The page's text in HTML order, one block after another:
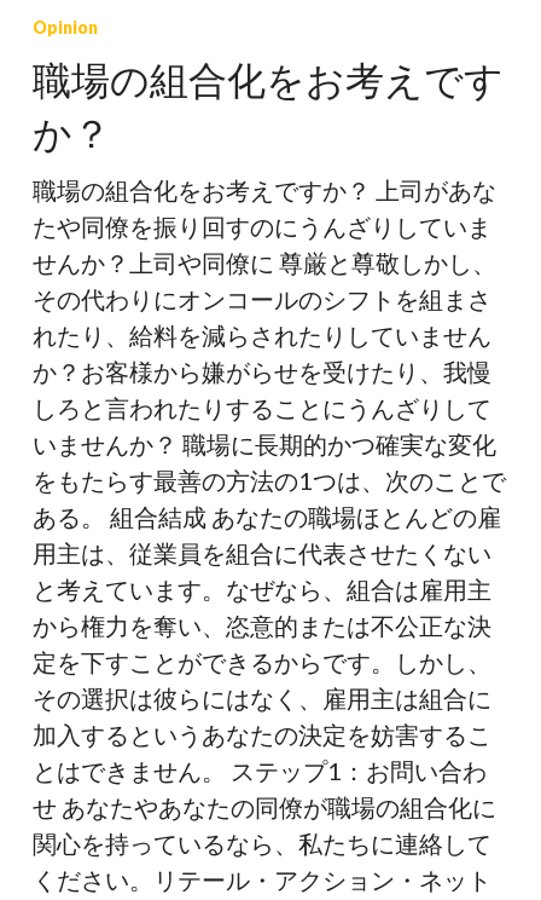
과
요
구
場
組
合
化
を
お
考
え
で
す
か？
Opinion
職場の組合化をお考えです
か？
職場の組合化をお考えですか？ 上司があな
たや同僚を振り回すのにうんざりしていま
せんか？上司や同僚に 尊厳と尊敬しかし、
その代わりにオンコールのシフトを組まさ
れたり、給料を減らされたりしていません
か？お客様から嫌がらせを受けたり、我慢
しろと言われたりすることにうんざりして
いませんか？ 職場に長期的かつ確実な変化
をもたらす最善の方法の1つは、次のことで
ある。 組合結成 あなたの職場ほとんどの雇
用主は、従業員を組合に代表させたくない
と考えています。なぜなら、組合は雇用主
から権力を奪い、恣意的または不公正な決
定を下すことができるからです。しかし、
その選択は彼らにはなく、雇用主は組合に
加入するというあなたの決定を妨害するこ
とはできません。 ステップ1：お問い合わ
せ あなたやあなたの同僚が職場の組合化に
関心を持っているなら、私たちに連絡して
ください。リテール・アクション・ネット